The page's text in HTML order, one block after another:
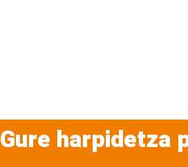
Gure harpidetza